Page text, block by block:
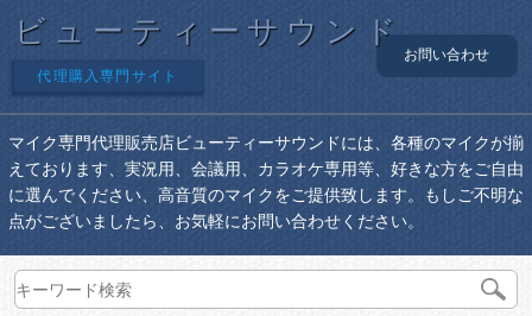
ビューティーサウンド
代理購入専門サイト
お問い合わせ
マイク専門代理販売店ビューティーサウンドには、各種のマイクが揃
えております、実況用、会議用、カラオケ専用等、好きな方をご自由
に選んでください、高音質のマイクをご提供致します。もしご不明な
点がございましたら、お気軽にお問い合わせください。